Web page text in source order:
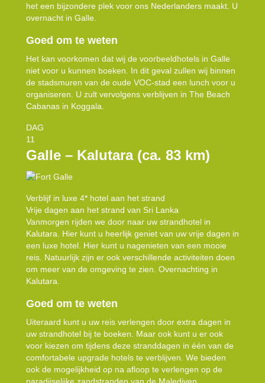
het een bijzondere plek voor ons Nederlanders maakt. U
overnacht in Galle.
Goed om te weten
Het kan voorkomen dat wij de voorbeeldhotels in Galle
niet voor u kunnen boeken. In dit geval zullen wij binnen
de stadsmuren van de oude VOC-stad een lunch voor u
organiseren. U zult vervolgens verblijven in The Beach
Cabanas in Koggala.
DAG
11
Galle – Kalutara (ca. 83 km)
Verblijf in luxe 4* hotel aan het strand
Vrije dagen aan het strand van Sri Lanka
Vanmorgen rijden we door naar uw strandhotel in
Kalutara. Hier kunt u heerlijk geniet van uw vrije dagen in
een luxe hotel. Hier kunt u nagenieten van een mooie
reis. Natuurlijk zijn er ook verschillende activiteiten doen
om meer van de omgeving te zien. Overnachting in
Kalutara.
Goed om te weten
Uiteraard kunt u uw reis verlengen door extra dagen in
uw strandhotel bij te boeken. Maar ook kunt u er ook
voor kiezen om tijdens deze stranddagen in één van de
comfortabele upgrade hotels te verblijven. We bieden
ook de mogelijkheid op na afloop te verlengen op de
paradijselijke zandstranden van de Malediven.